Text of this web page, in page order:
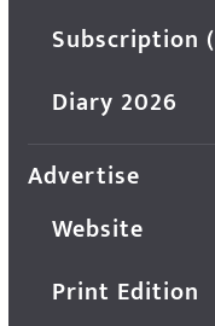
Subscription
Diary 2026
Advertise
Website
Print Edition